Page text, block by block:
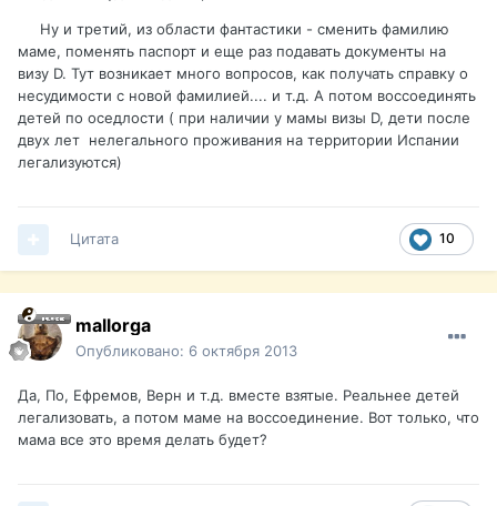
Ну и третий, из области фантастики - сменить фамилию
маме, поменять паспорт и еще раз подавать документы на
визу D. Тут возникает много вопросов, как получать справку о
несудимости с новой фамилией.... и т.д. А потом воссоединять
детей по оседлости ( при наличии у мамы визы D, дети после
двух лет нелегального проживания на территории Испании
легализуются)
10
Цитата
mallorga
Опубликовано: 6 октября 2013
Да, По, Ефремов, Верн и т.д. вместе взятые. Реальнее детей
легализовать, а потом маме на воссоединение. Вот только, что
мама все это время делать будет?